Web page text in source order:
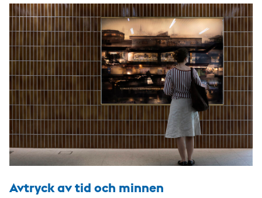
Avtryck av tid och minnen